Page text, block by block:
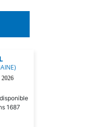
1687